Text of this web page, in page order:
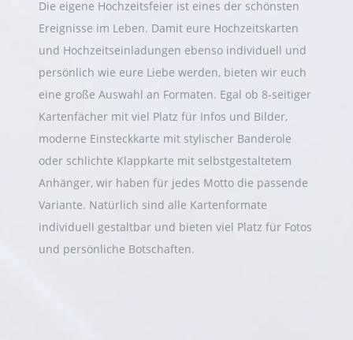
Die eigene Hochzeitsfeier ist eines der schönsten
Ereignisse im Leben. Damit eure Hochzeitskarten
und Hochzeitseinladungen ebenso individuell und
persönlich wie eure Liebe werden, bieten wir euch
eine große Auswahl an Formaten. Egal ob 8-seitiger
Kartenfächer mit viel Platz für Infos und Bilder,
moderne Einsteckkarte mit stylischer Banderole
oder schlichte Klappkarte mit selbstgestaltetem
Anhänger, wir haben für jedes Motto die passende
Variante. Natürlich sind alle Kartenformate
individuell gestaltbar und bieten viel Platz für Fotos
und persönliche Botschaften.